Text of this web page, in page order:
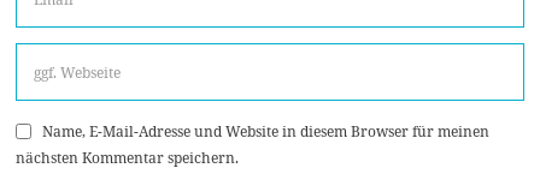
Name, E-Mail-Adresse und Website in diesem Browser für meinen
nächsten Kommentar speichern.